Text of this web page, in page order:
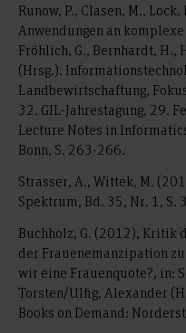
Runow, P., Clasen, M.,
Anwendungen an
Fröhlich, G., Bernhardt, H.,
(Hrsg.).
Landbewirtschaftung,
32. GIL-Jahrestagung, 29.
Lecture Notes in
Bonn, S. 263-266.
Strasser, A., Wittek, M.
Spektrum, Bd. 35, Nr. 1, S.
Buchholz, G. (2012), Kritik
der Frauenemanzipation
wir eine Frauenquote?, in:
Torsten/Ulfig, Alexander
Books on Demand: